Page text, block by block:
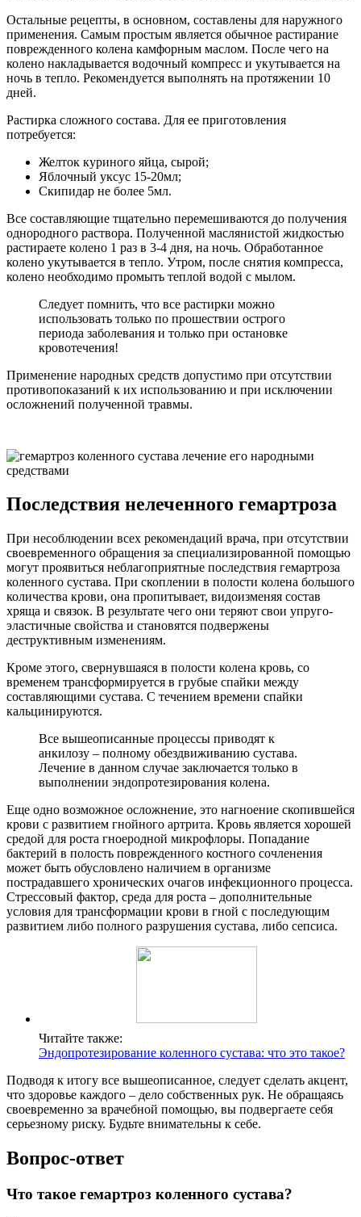
Остальные рецепты, в основном, составлены для наружного
применения. Самым простым является обычное растирание
поврежденного колена камфорным маслом. После чего на
колено накладывается водочный компресс и укутывается на
ночь в тепло. Рекомендуется выполнять на протяжении 10
дней.
Растирка сложного состава. Для ее приготовления
потребуется:
Желток куриного яйца, сырой;
Яблочный уксус 15-20мл;
Скипидар не более 5мл.
Все составляющие тщательно перемешиваются до получения
однородного раствора. Полученной маслянистой жидкостью
растираете колено 1 раз в 3-4 дня, на ночь. Обработанное
колено укутывается в тепло. Утром, после снятия компресса,
колено необходимо промыть теплой водой с мылом.
Следует помнить, что все растирки можно
использовать только по прошествии острого
периода заболевания и только при остановке
кровотечения!
Применение народных средств допустимо при отсутствии
противопоказаний к их использованию и при исключении
осложнений полученной травмы.
Последствия нелеченного гемартроза
При несоблюдении всех рекомендаций врача, при отсутствии
своевременного обращения за специализированной помощью
могут проявиться неблагоприятные последствия гемартроза
коленного сустава. При скоплении в полости колена большого
количества крови, она пропитывает, видоизменяя состав
хряща и связок. В результате чего они теряют свои упруго-
эластичные свойства и становятся подвержены
деструктивным изменениям.
Кроме этого, свернувшаяся в полости колена кровь, со
временем трансформируется в грубые спайки между
составляющими сустава. С течением времени спайки
кальцинируются.
Все вышеописанные процессы приводят к
анкилозу – полному обездвиживанию сустава.
Лечение в данном случае заключается только в
выполнении эндопротезирования колена.
Еще одно возможное осложнение, это нагноение скопившейся
крови с развитием гнойного артрита. Кровь является хорошей
средой для роста гноеродной микрофлоры. Попадание
бактерий в полость поврежденного костного сочленения
может быть обусловлено наличием в организме
пострадавшего хронических очагов инфекционного процесса.
Стрессовый фактор, среда для роста – дополнительные
условия для трансформации крови в гной с последующим
развитием либо полного разрушения сустава, либо сепсиса.
Читайте также:
Эндопротезирование коленного сустава: что это такое?
Подводя к итогу все вышеописанное, следует сделать акцент,
что здоровье каждого – дело собственных рук. Не обращаясь
своевременно за врачебной помощью, вы подвергаете себя
серьезному риску. Будьте внимательны к себе.
Вопрос-ответ
Что такое гемартроз коленного сустава?